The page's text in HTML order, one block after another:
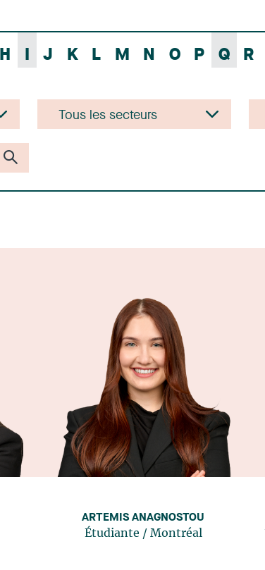
H I J K L M N O P Q R
ARTEMIS ANAGNOSTOU
Étudiante / Montréal